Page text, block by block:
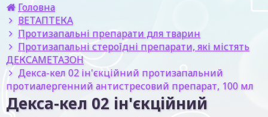
Головна
ВЕТАПТЕКА
Протизапальні препарати для тварин
Протизапальні стероїдні препарати, які містять
ДЕКСАМЕТАЗОН
Декса-кел 02 ін'єкційний протизапальний
протиалергенний антистресовий препарат, 100 мл
Декса-кел 02 ін'єкційний